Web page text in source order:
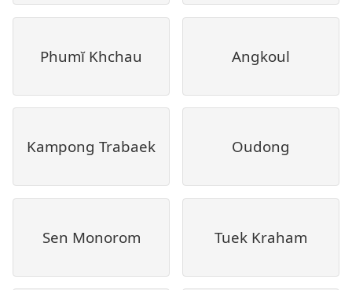
Phumĭ Khchau Angkoul
Kampong Trabaek Oudong
Sen Monorom Tuek Kraham